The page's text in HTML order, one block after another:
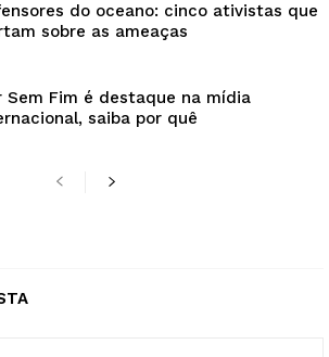
do oceano: cinco ativistas que
sobre as ameaças
Sem Fim é destaque na mídia
saiba por quê